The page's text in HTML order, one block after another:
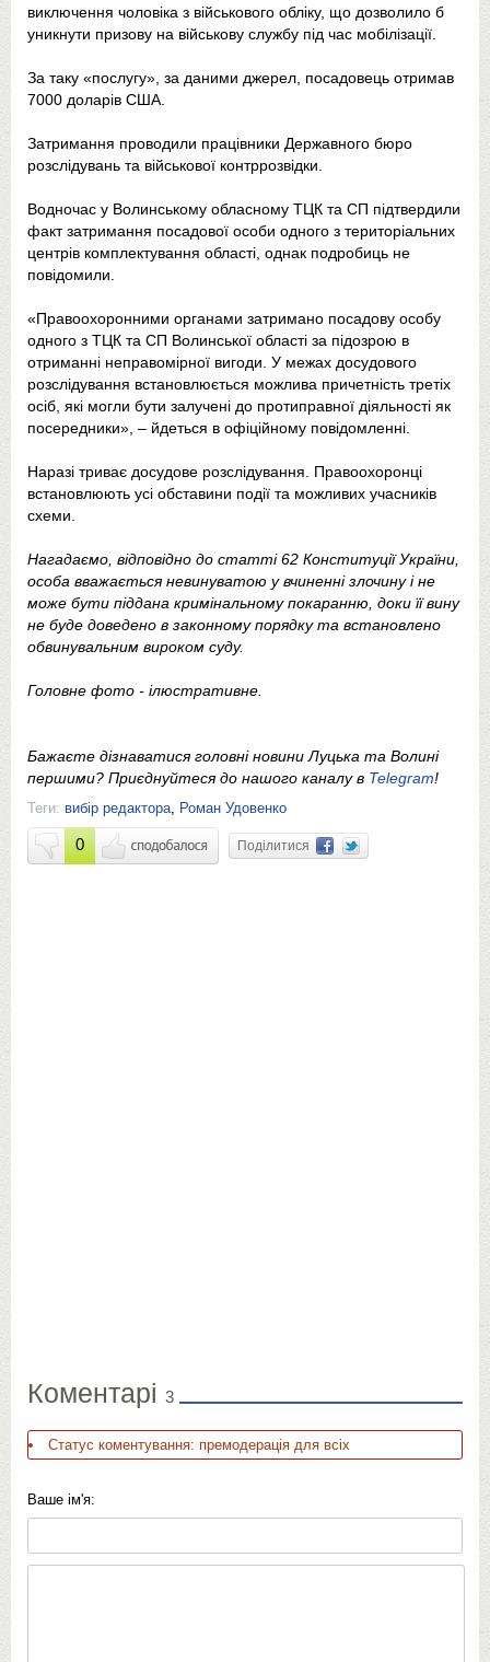
виключення чоловіка з військового обліку, що дозволило б
уникнути призову на військову службу під час мобілізації.
За таку «послугу», за даними джерел, посадовець отримав
7000 доларів США.
Затримання проводили працівники Державного бюро
розслідувань та військової контррозвідки.
Водночас у Волинському обласному ТЦК та СП підтвердили
факт затримання посадової особи одного з територіальних
центрів комплектування області, однак подробиць не
повідомили.
«Правоохоронними органами затримано посадову особу
одного з ТЦК та СП Волинської області за підозрою в
отриманні неправомірної вигоди. У межах досудового
розслідування встановлюється можлива причетність третіх
осіб, які могли бути залучені до протиправної діяльності як
посередники», – йдеться в офіційному повідомленні.
Наразі триває досудове розслідування. Правоохоронці
встановлюють усі обставини події та можливих учасників
схеми.
Нагадаємо, відповідно до статті 62 Конституції України,
особа вважається невинуватою у вчиненні злочину і не
може бути піддана кримінальному покаранню, доки її вину
не буде доведено в законному порядку та встановлено
обвинувальним вироком суду.
Головне фото - ілюстративне.
Бажаєте дізнаватися головні новини Луцька та Волині
першими? Приєднуйтеся до нашого каналу в Telegram!
Теги: вибір редактора Роман Удовенко
0 Поділитися
Коментарі 3
Статус коментування: премодерація для всіх
Ваше ім'я: